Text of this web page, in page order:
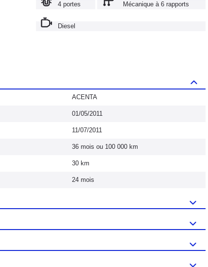
4 portes Mécanique à 6 rapports
Diesel
ACENTA
01/05/2011
11/07/2011
36 mois ou 100 000 km
30 km
24 mois